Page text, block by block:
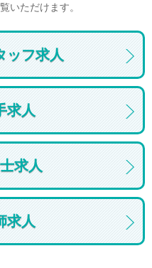
いただけます。
ッフ求人
求人
求人
求人